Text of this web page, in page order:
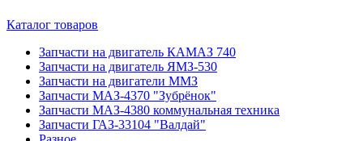
Каталог товаров
Запчасти на двигатель КАМАЗ 740
Запчасти на двигатель ЯМЗ-530
Запчасти на двигатели ММЗ
Запчасти МАЗ-4370 "Зубрёнок"
Запчасти МАЗ-4380 коммунальная техника
Запчасти ГАЗ-33104 "Валдай"